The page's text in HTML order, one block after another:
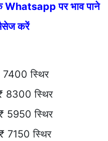
Whatsapp पर भाव पाने
करें
स्थिर
8300 स्थिर
5950 स्थिर
7150 स्थिर